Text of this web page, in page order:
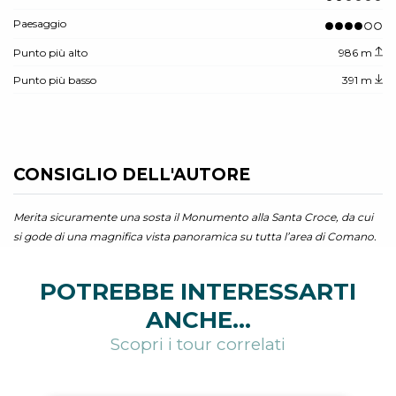
Paesaggio
Punto più alto 986 m
Punto più basso 391 m
CONSIGLIO DELL'AUTORE
Merita sicuramente una sosta il Monumento alla Santa Croce, da cui
si gode di una magnifica vista panoramica su tutta l’area di Comano.
POTREBBE INTERESSARTI
ANCHE...
Scopri i tour correlati